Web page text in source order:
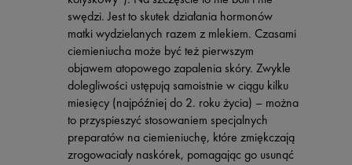
swędzi. Jest to skutek działania hormonów
matki wydzielanych razem z mlekiem. Czasami
ciemieniucha może być też pierwszym
objawem atopowego zapalenia skóry. Zwykle
dolegliwości ustępują samoistnie w ciągu kilku
miesięcy (najpóźniej do 2. roku życia) – można
to przyspieszyć stosowaniem specjalnych
preparatów na ciemieniuchę, które zmiękczają
zrogowaciały naskórek, pomagając go usunąć